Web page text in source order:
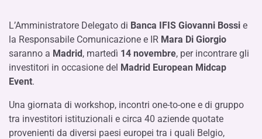
L’Amministratore Delegato di Banca IFIS Giovanni Bossi e
la Responsabile Comunicazione e IR Mara Di Giorgio
saranno a Madrid, martedì 14 novembre, per incontrare gli
investitori in occasione del Madrid European Midcap
Event.
Una giornata di workshop, incontri one-to-one e di gruppo
tra investitori istituzionali e circa 40 aziende quotate
provenienti da diversi paesi europei tra i quali Belgio,